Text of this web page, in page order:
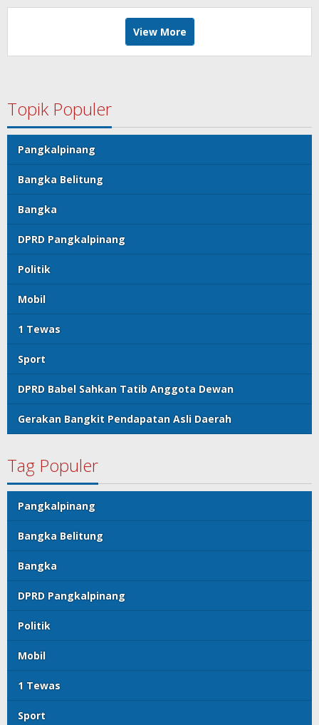
View More
Topik Populer
Pangkalpinang
Bangka Belitung
Bangka
DPRD Pangkalpinang
Politik
Mobil
1 Tewas
Sport
DPRD Babel Sahkan Tatib Anggota Dewan
Gerakan Bangkit Pendapatan Asli Daerah
Tag Populer
Pangkalpinang
Bangka Belitung
Bangka
DPRD Pangkalpinang
Politik
Mobil
1 Tewas
Sport